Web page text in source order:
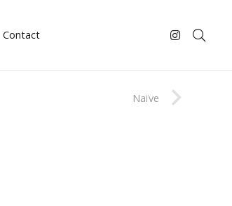
Contact
Naïve